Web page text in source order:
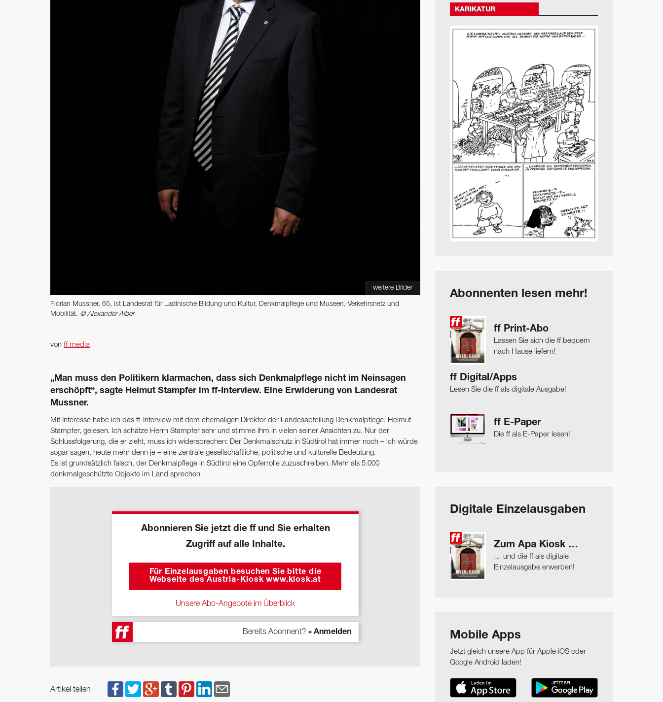
weitere Bilder
Florian Mussner, 65, ist Landesrat für Ladinische Bildung und Kultur, Denkmalpflege und ­Museen, Verkehrsnetz und
Mobilität. © Alexander Alber
von ff media
„Man muss den Politikern klarmachen, dass sich Denkmalpflege nicht im Neinsagen
erschöpft“, sagte Helmut Stampfer im ff-Interview. Eine Erwiderung von Landesrat
Mussner.
Mit Interesse habe ich das ff-Interview mit dem ehemaligen Direktor der Landesabteilung Denkmalpflege, Helmut
Stampfer, gelesen. Ich schätze Herrn Stampfer sehr und stimme ihm in vielen seiner Ansichten zu. Nur der
Schlussfolgerung, die er zieht, muss ich widersprechen: Der Denkmalschutz in Südtirol hat immer noch – ich würde
sogar sagen, heute mehr denn je – eine zentrale gesellschaftliche, politische und kulturelle Bedeutung.
Es ist grundsätzlich falsch, der Denkmalpflege in Südtirol eine Opferrolle zuzuschreiben. Mehr als 5.000
denkmalgeschützte Objekte im Land sprechen
Abonnieren Sie jetzt die ff und Sie erhalten
Zugriff auf alle Inhalte.
Für Einzelausgaben besuchen Sie bitte die
Webseite des Austria-Kiosk www.kiosk.at
Unsere Abo-Angebote im Überblick
Bereits Abonnent? » Anmelden
Artikel teilen
KARIKATUR
Abonnenten lesen mehr!
ff Print-Abo
Lassen Sie sich die ff bequem
nach Hause liefern!
ff Digital/Apps
Lesen Sie die ff als digitale Ausgabe!
ff E-Paper
Die ff als E-Paper lesen!
Digitale Einzelausgaben
Zum Apa Kiosk …
… und die ff als digitale
Einzelausgabe erwerben!
Mobile Apps
Jetzt gleich unsere App für Apple iOS oder
Google Android laden!